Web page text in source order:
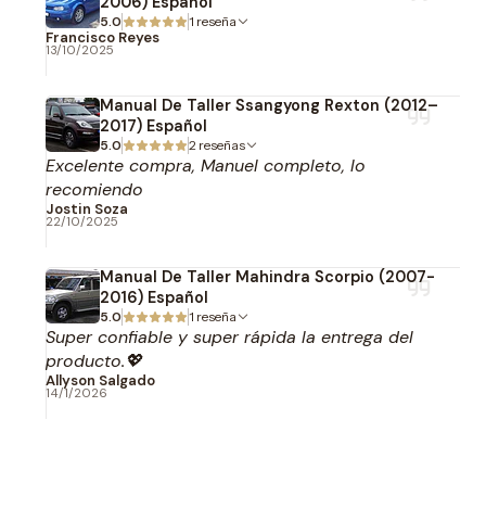
5.0 1 reseña
Francisco Reyes
13/10/2025
Manual De Taller Ssangyong Rexton (2012–
2017) Español
5.0 2 reseñas
Excelente compra, Manuel completo, lo
recomiendo
Jostin Soza
22/10/2025
Manual De Taller Mahindra Scorpio (2007-
2016) Español
5.0 1 reseña
Super confiable y super rápida la entrega del
producto.💖
Allyson Salgado
14/1/2026